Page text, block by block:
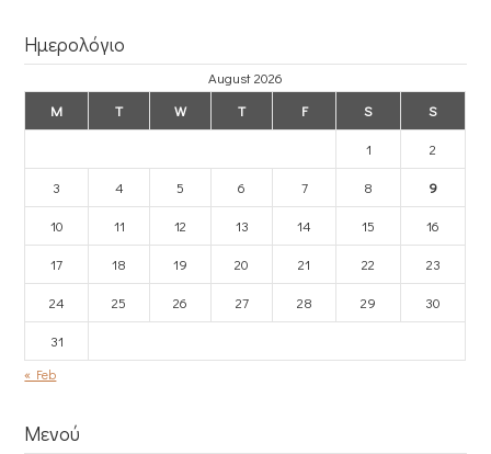
Ημερολόγιο
August 2026
M
T W T F S S
1 2
3 4 5 6 7 8 9
10 11 12 13 14 15 16
17 18 19 20 21 22 23
24 25 26 27 28 29 30
31
« Feb
Μενού